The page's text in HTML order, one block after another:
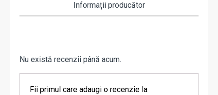
Informații producător
Nu există recenzii până acum.
Fii primul care adaugi o recenzie la